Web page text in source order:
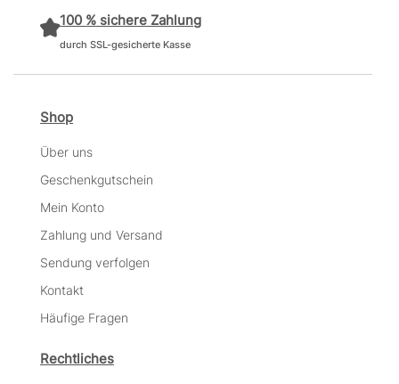
100 % sichere Zahlung
durch SSL-gesicherte Kasse
Shop
Über uns
Geschenkgutschein
Mein Konto
Zahlung und Versand
Sendung verfolgen
Kontakt
Häufige Fragen
Rechtliches